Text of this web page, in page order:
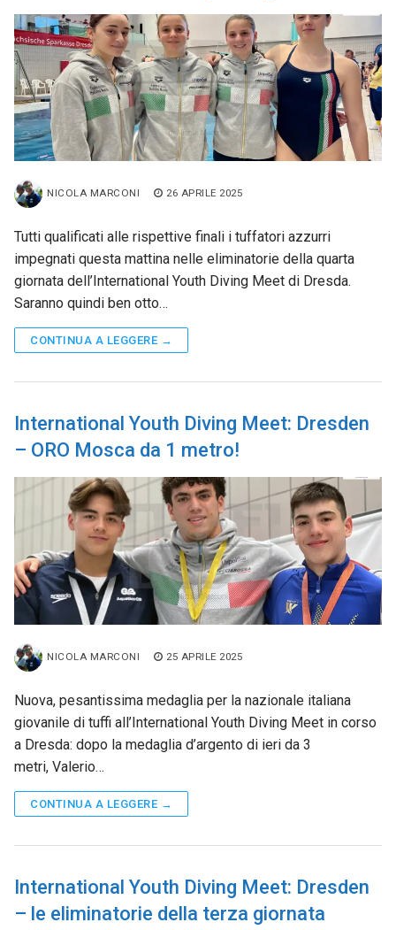
NICOLA MARCONI 26 APRILE 2025
Tutti qualificati alle rispettive finali i tuffatori azzurri
impegnati questa mattina nelle eliminatorie della quarta
giornata dell’International Youth Diving Meet di Dresda.
Saranno quindi ben otto…
CONTINUA A LEGGERE →
International Youth Diving Meet: Dresden
– ORO Mosca da 1 metro!
NICOLA MARCONI 25 APRILE 2025
Nuova, pesantissima medaglia per la nazionale italiana
giovanile di tuffi all’International Youth Diving Meet in corso
a Dresda: dopo la medaglia d’argento di ieri da 3
metri, Valerio…
CONTINUA A LEGGERE →
International Youth Diving Meet: Dresden
– le eliminatorie della terza giornata